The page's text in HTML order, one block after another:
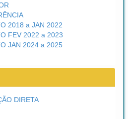
2018 a JAN 2022
FEV 2022 a 2023
JAN 2024 a 2025
DIRETA